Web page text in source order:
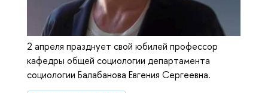
2 апреля празднует свой юбилей профессор
кафедры общей социологии департамента
социологии Балабанова Евгения Сергеевна.